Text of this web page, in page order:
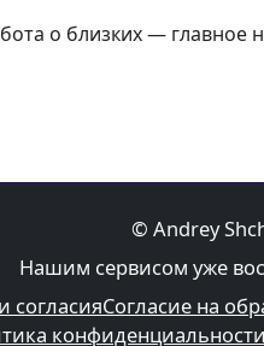
о близких — главное
© Andrey
Нашим сервисом уже
согласияСогласие на